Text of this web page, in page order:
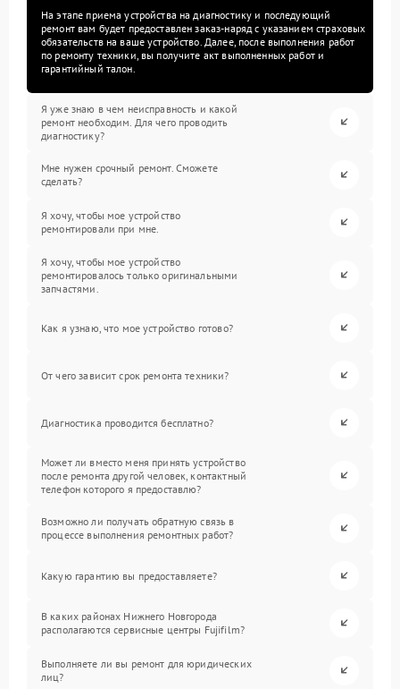
На этапе приема устройства на диагностику и последующий
ремонт вам будет предоставлен заказ-наряд с указанием страховых
обязательств на ваше устройство. Далее, после выполнения работ
по ремонту техники, вы получите акт выполненных работ и
гарантийный талон.
Я уже знаю в чем неисправность и какой
ремонт необходим. Для чего проводить
диагностику?
Мне нужен срочный ремонт. Сможете
сделать?
Я хочу, чтобы мое устройство
ремонтировали при мне.
Я хочу, чтобы мое устройство
ремонтировалось только оригинальными
запчастями.
Как я узнаю, что мое устройство готово?
От чего зависит срок ремонта техники?
Диагностика проводится бесплатно?
Может ли вместо меня принять устройство
после ремонта другой человек, контактный
телефон которого я предоставлю?
Возможно ли получать обратную связь в
процессе выполнения ремонтных работ?
Какую гарантию вы предоставляете?
В каких районах Нижнего Новгорода
располагаются сервисные центры Fujifilm?
Выполняете ли вы ремонт для юридических
лиц?